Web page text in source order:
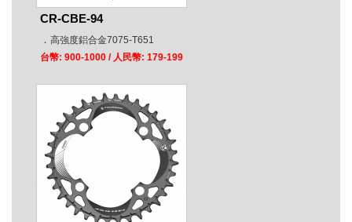
CR-CBE-94
． 高強度鋁合金7075-T651
台幣: 900-1000 / 人民幣: 179-199